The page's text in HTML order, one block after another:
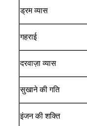
ड्रम व्यास
गहराई
दरवाज़ा व्यास
सुखाने की गति
इंजन की शक्ति